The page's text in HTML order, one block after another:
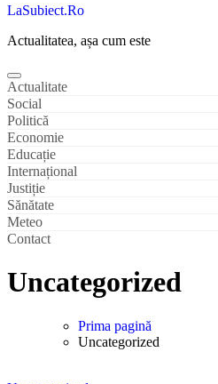
LaSubiect.Ro
Actualitatea, așa cum este
Actualitate
Social
Politică
Economie
Educație
Internațional
Justiție
Sănătate
Meteo
Contact
Uncategorized
Prima pagină
Uncategorized